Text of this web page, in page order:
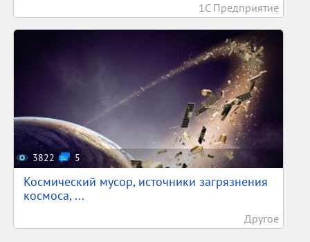
1С Предприятие
3822 5
Космический мусор, источники загрязнения
космоса, ...
Другое